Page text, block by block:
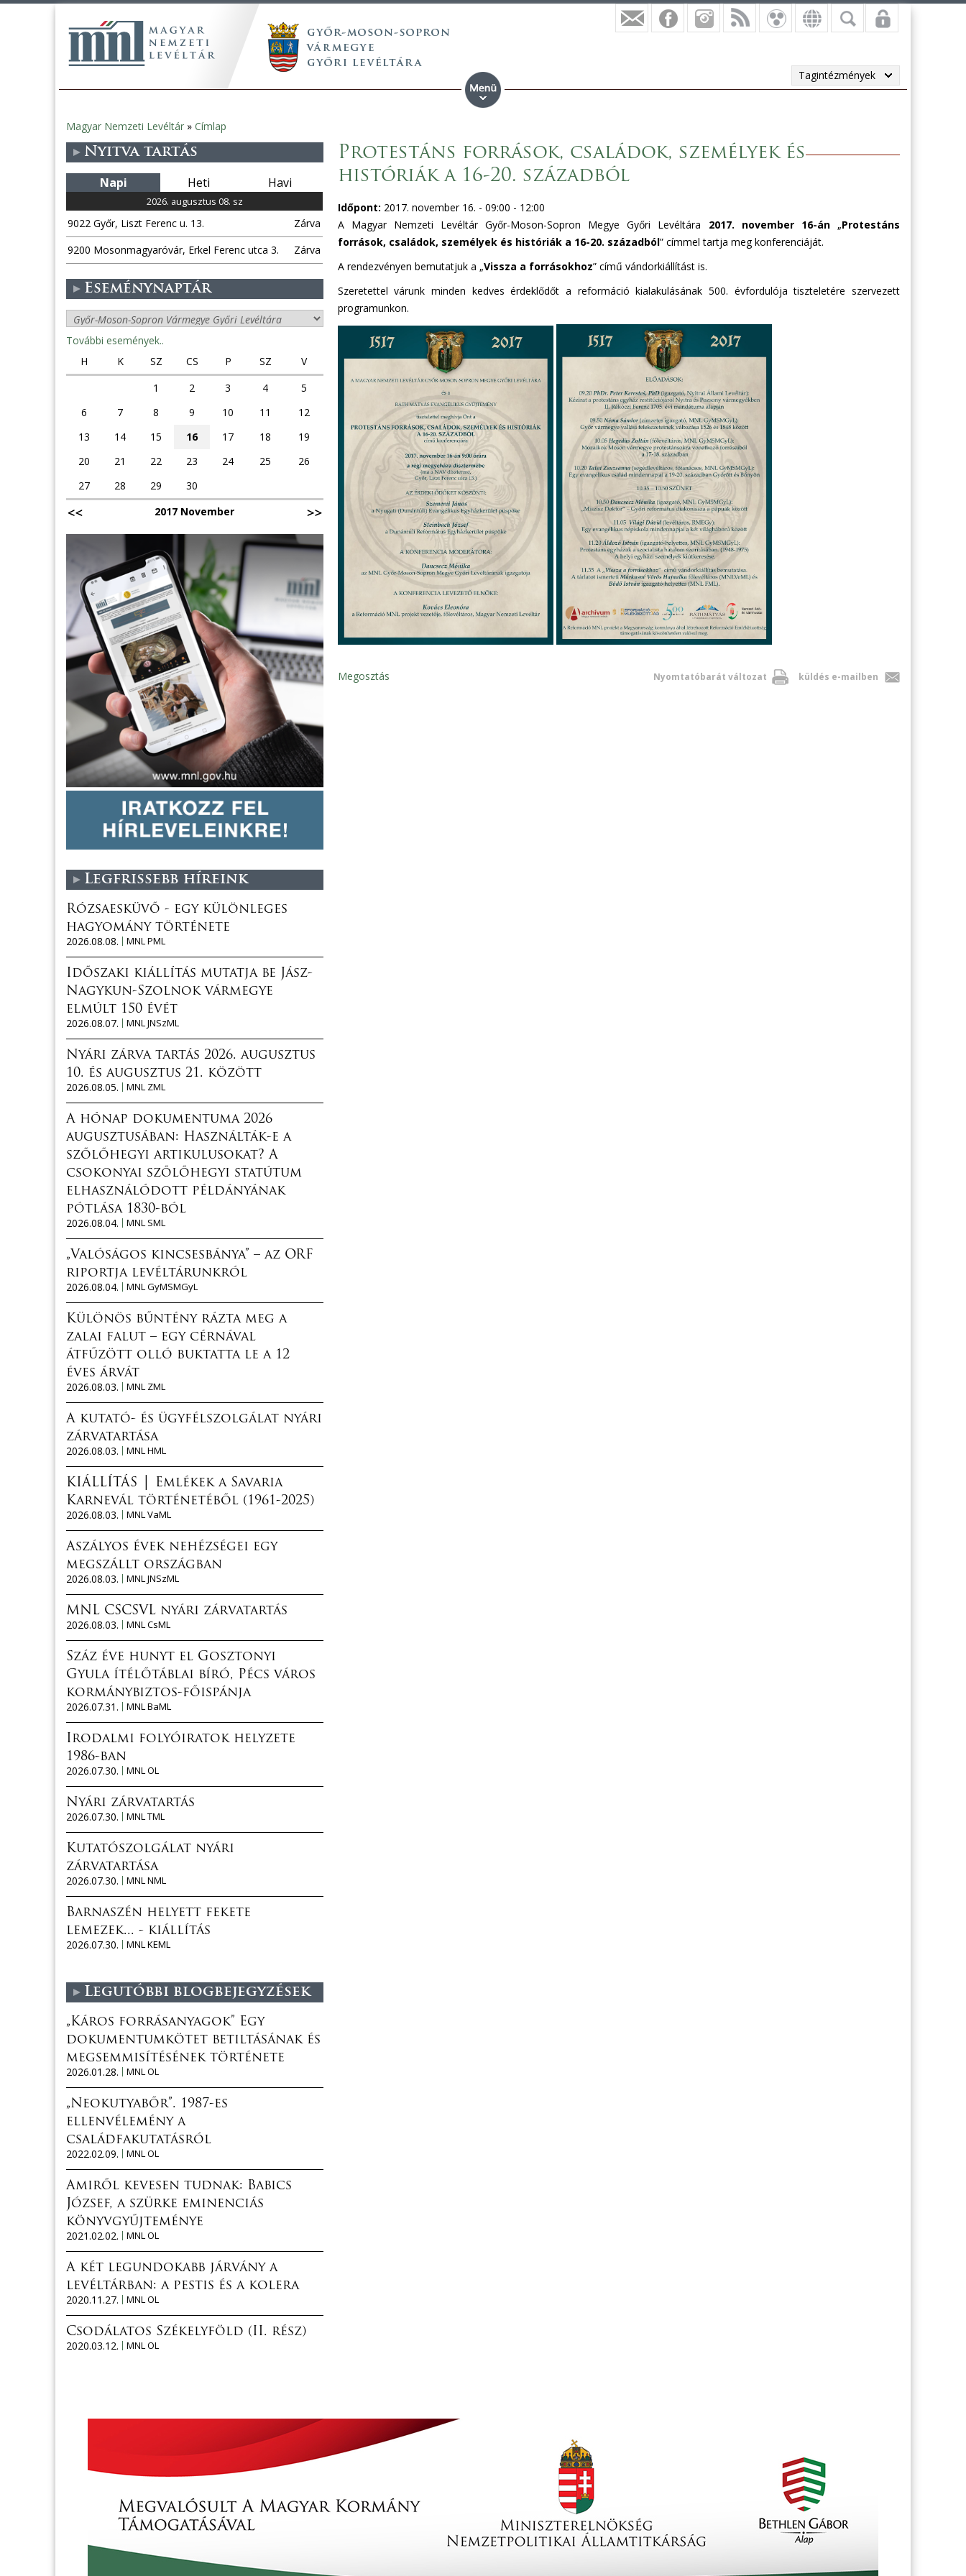
Tagintézmények
Jelenlegi
hely
Magyar Nemzeti Levéltár » Címlap
Protestáns források, családok, személyek és
históriák a 16-20. századból
Időpont: 2017. november 16. - 09:00 - 12:00
A Magyar Nemzeti Levéltár Győr-Moson-Sopron Megye Győri Levéltára 2017. november 16-án„Protestáns
források, családok, személyek és históriák a 16-20. századból” címmel tartja meg konferenciáját.
A rendezvényen bemutatjuk a „Vissza a forrásokhoz” című vándorkiállítást is.
Szeretettel várunk minden kedves érdeklődőt a reformáció kialakulásának 500. évfordulója tiszteletére szervezett
programunkon.
Nyomtatóbarát változat küldés e-mailben
Megosztás
Nyitva tartás
Napi Heti Havi
2026. augusztus 08. sz
9022 Győr, Liszt Ferenc u. 13.
Zárva
9200 Mosonmagyaróvár, Erkel Ferenc utca 3.
Zárva
Eseménynaptár
További események..
H
K SZ CS P SZ
V
1
2 3 4
5
6
7 8 9 10 11
12
13
14 15 16 17 18
19
20
21 22 23 24 25
26
27
28 29
30
2017 November
Legfrissebb híreink
Rózsaesküvő - egy különleges
hagyomány története
2026.08.08.
MNL PML
Időszaki kiállítás mutatja be Jász-
Nagykun-Szolnok vármegye
elmúlt 150 évét
2026.08.07.
MNL JNSzML
Nyári zárva tartás 2026. augusztus
10. és augusztus 21. között
2026.08.05.
MNL ZML
A hónap dokumentuma 2026
augusztusában: Használták-e a
szőlőhegyi artikulusokat? A
csokonyai szőlőhegyi statútum
elhasználódott példányának
pótlása 1830-ból
2026.08.04.
MNL SML
„Valóságos kincsesbánya” – az ORF
riportja levéltárunkról
2026.08.04.
MNL GyMSMGyL
Különös bűntény rázta meg a
zalai falut – egy cérnával
átfűzött olló buktatta le a 12
éves árvát
2026.08.03.
MNL ZML
A kutató- és ügyfélszolgálat nyári
zárvatartása
2026.08.03.
MNL HML
KIÁLLÍTÁS │ Emlékek a Savaria
Karnevál történetéből (1961-2025)
2026.08.03.
MNL VaML
Aszályos évek nehézségei egy
megszállt országban
2026.08.03.
MNL JNSzML
MNL CSCSVL nyári zárvatartás
2026.08.03.
MNL CsML
Száz éve hunyt el Gosztonyi
Gyula ítélőtáblai bíró, Pécs város
kormánybiztos-főispánja
2026.07.31.
MNL BaML
Irodalmi folyóiratok helyzete
1986-ban
2026.07.30.
MNL OL
Nyári zárvatartás
2026.07.30.
MNL TML
Kutatószolgálat nyári
zárvatartása
2026.07.30.
MNL NML
Barnaszén helyett fekete
lemezek... - kiállítás
2026.07.30.
MNL KEML
Legutóbbi blogbejegyzések
„Káros forrásanyagok” Egy
dokumentumkötet betiltásának és
megsemmisítésének története
2026.01.28.
MNL OL
„Neokutyabőr”. 1987-es
ellenvélemény a
családfakutatásról
2022.02.09.
MNL OL
Amiről kevesen tudnak: Babics
József, a szürke eminenciás
könyvgyűjteménye
2021.02.02.
MNL OL
A két legundokabb járvány a
levéltárban: a pestis és a kolera
2020.11.27.
MNL OL
Csodálatos Székelyföld (II. rész)
2020.03.12.
MNL OL